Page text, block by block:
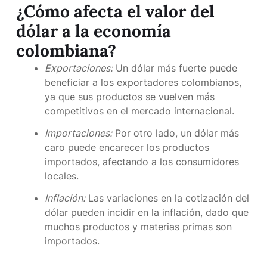
¿Cómo afecta el valor del
dólar a la economía
colombiana?
Exportaciones:Un dólar más fuerte puede
beneficiar a los exportadores colombianos,
ya que sus productos se vuelven más
competitivos en el mercado internacional.
Importaciones:Por otro lado, un dólar más
caro puede encarecer los productos
importados, afectando a los consumidores
locales.
Inflación:Las variaciones en la cotización del
dólar pueden incidir en la inflación, dado que
muchos productos y materias primas son
importados.